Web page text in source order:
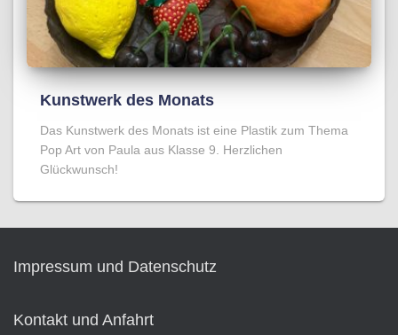
Kunstwerk des Monats
Das Kunstwerk des Monats ist eine Plastik zum Thema
Pop Art von Paula aus Klasse 9. Herzlichen
Glückwunsch!
Impressum und Datenschutz
Kontakt und Anfahrt